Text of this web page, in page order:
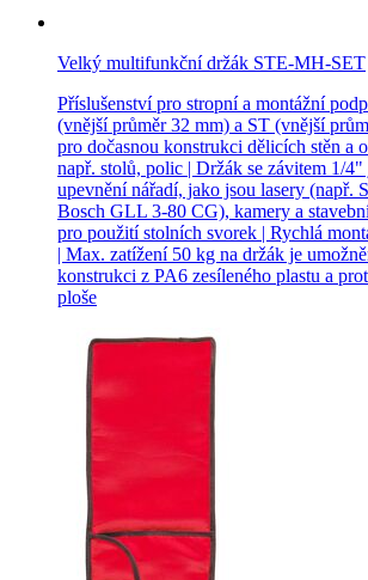
Velký multifunkční držák STE-MH-SET
Příslušenství pro stropní a montážní
(vnější průměr 32 mm) a ST (vnější
pro dočasnou konstrukci dělicích stěn a
např. stolů, polic | Držák se závitem 1/
upevnění nářadí, jako jsou lasery (např.
Bosch GLL 3-80 CG), kamery a
pro použití stolních svorek | Rychlá
| Max. zatížení 50 kg na držák je
konstrukci z PA6 zesíleného plastu a
ploše